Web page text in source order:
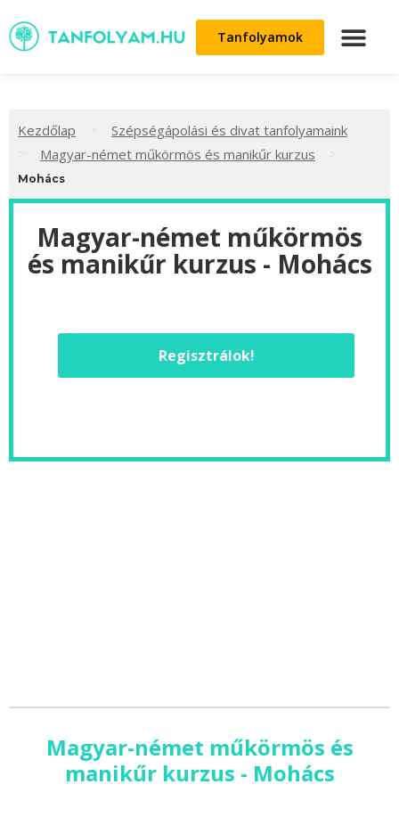
Tanfolyamok
Kezdőlap Szépségápolási és divat tanfolyamaink
Magyar-német műkörmös és manikűr kurzus
Mohács
Magyar-német műkörmös
és manikűr kurzus - Mohács
Regisztrálok!
Magyar-német műkörmös és
manikűr kurzus - Mohács